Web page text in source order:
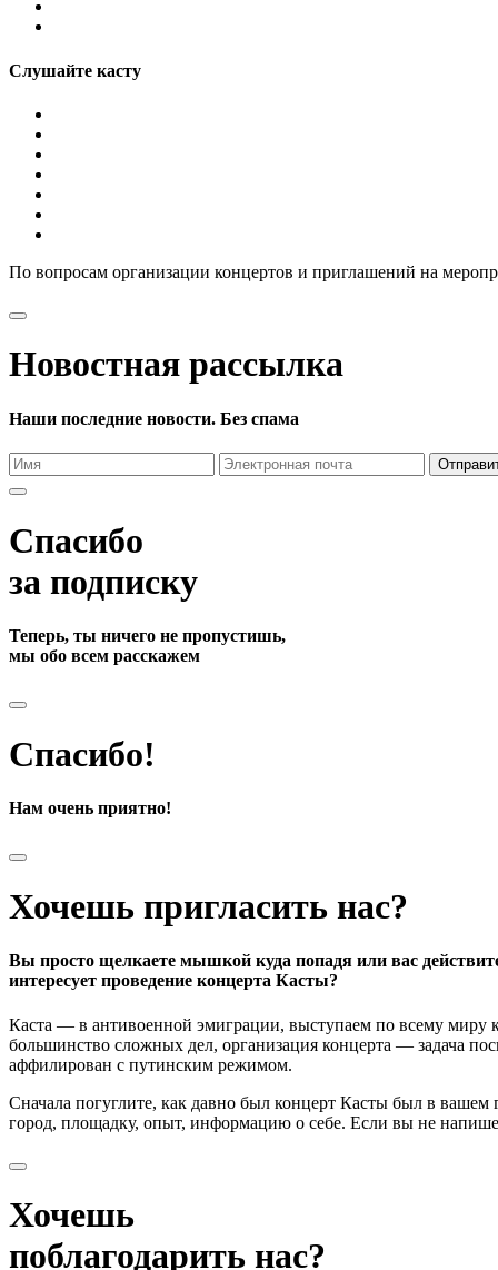
Слушайте касту
По вопросам организации концертов и приглашений на
Новостная рассылка
Наши последние новости. Без спама
Спасибо
за подписку
Теперь, ты ничего не пропустишь,
мы обо всем расскажем
Спасибо!
Нам очень приятно!
Хочешь пригласить нас?
Вы просто щелкаете мышкой куда попадя или вас
интересует проведение концерта Касты?
Каста — в антивоенной эмиграции, выступаем по всему миру
большинство сложных дел, организация концерта — задача
аффилирован с путинским режимом.
Сначала погуглите, как давно был концерт Касты был в
город, площадку, опыт, информацию о себе. Если вы не
Хочешь
поблагодарить нас?